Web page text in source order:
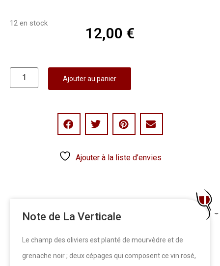
12 en stock
12,00 €
Ajouter au panier
Ajouter à la liste d’envies
Note de La Verticale
Le champ des oliviers est planté de mourvèdre et de
grenache noir ; deux cépages qui composent ce vin rosé,